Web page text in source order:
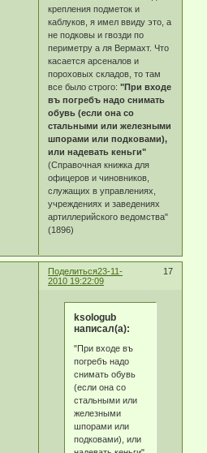
крепления подметок и
каблуков, я имел ввиду это, а
не подковы и гвозди по
периметру а ля Вермахт. Что
касается арсеналов и
пороховых складов, то там
все было строго:"При входе
въ погребъ надо снимать
обувь (если она со
стальными или железными
шпорами или подковами),
или надевать кеньги"
(Справочная книжка для
офицеров и чиновников,
служащих в управлениях,
учреждениях и заведениях
артиллерийского ведомства"
(1896)
Поделиться 17
23-11-
2010 19:22:09
ksologub
написал(а):
"При входе въ
погребъ надо
снимать обувь
(если она со
стальными или
железными
шпорами или
подковами), или